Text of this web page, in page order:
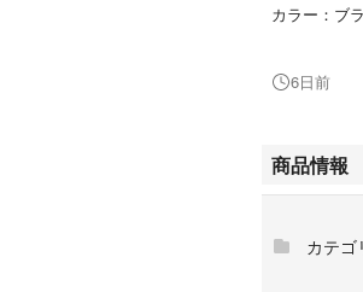
カラー：ブ
日本メーカ
幅が狭いた
靴は身に着
ならしっか
多くの靴が
ウィングは
6日前
商品情報
カテゴ